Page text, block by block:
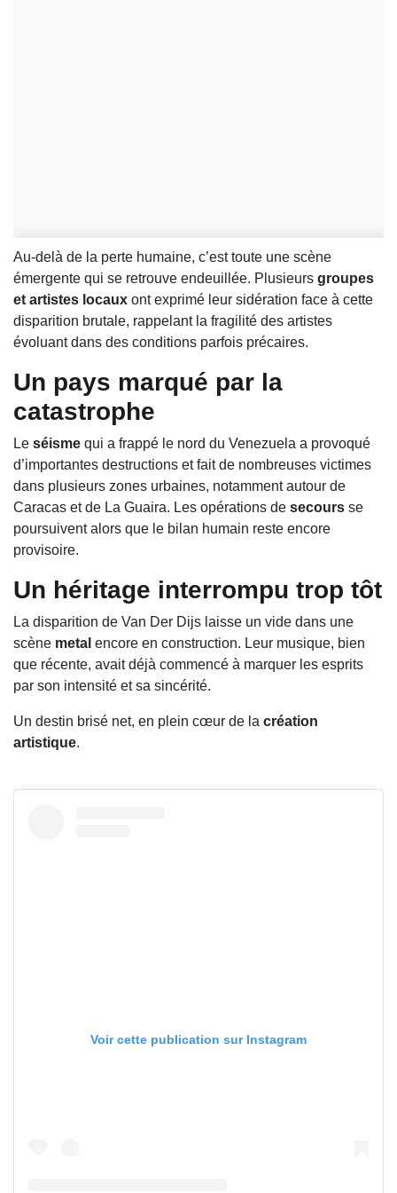
Au-delà de la perte humaine, c’est toute une scène
émergente qui se retrouve endeuillée. Plusieurs groupes
et artistes locaux ont exprimé leur sidération face à cette
disparition brutale, rappelant la fragilité des artistes
évoluant dans des conditions parfois précaires.
Un pays marqué par la
catastrophe
Le séisme qui a frappé le nord du Venezuela a provoqué
d’importantes destructions et fait de nombreuses victimes
dans plusieurs zones urbaines, notamment autour de
Caracas et de La Guaira. Les opérations de secours se
poursuivent alors que le bilan humain reste encore
provisoire.
Un héritage interrompu trop tôt
La disparition de Van Der Dijs laisse un vide dans une
scène metal encore en construction. Leur musique, bien
que récente, avait déjà commencé à marquer les esprits
par son intensité et sa sincérité.
Un destin brisé net, en plein cœur de la création
artistique.
Voir cette publication sur Instagram